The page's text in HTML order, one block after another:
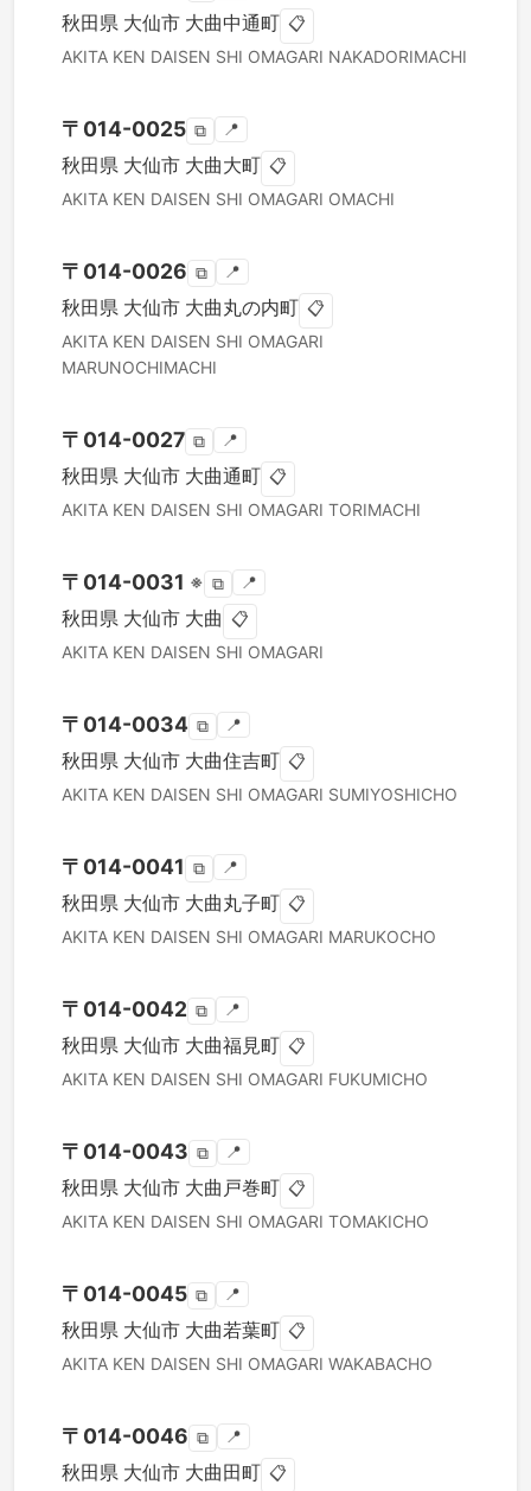
秋田県 大仙市 大曲中通町 📋
AKITA KEN DAISEN SHI OMAGARI NAKADORIMACHI
〒 014-0025 ⧉ 📍
秋田県 大仙市 大曲大町 📋
AKITA KEN DAISEN SHI OMAGARI OMACHI
〒 014-0026 ⧉ 📍
秋田県 大仙市 大曲丸の内町 📋
AKITA KEN DAISEN SHI OMAGARI
MARUNOCHIMACHI
〒 014-0027 ⧉ 📍
秋田県 大仙市 大曲通町 📋
AKITA KEN DAISEN SHI OMAGARI TORIMACHI
〒 014-0031 ※ ⧉ 📍
秋田県 大仙市 大曲 📋
AKITA KEN DAISEN SHI OMAGARI
〒 014-0034 ⧉ 📍
秋田県 大仙市 大曲住吉町 📋
AKITA KEN DAISEN SHI OMAGARI SUMIYOSHICHO
〒 014-0041 ⧉ 📍
秋田県 大仙市 大曲丸子町 📋
AKITA KEN DAISEN SHI OMAGARI MARUKOCHO
〒 014-0042 ⧉ 📍
秋田県 大仙市 大曲福見町 📋
AKITA KEN DAISEN SHI OMAGARI FUKUMICHO
〒 014-0043 ⧉ 📍
秋田県 大仙市 大曲戸巻町 📋
AKITA KEN DAISEN SHI OMAGARI TOMAKICHO
〒 014-0045 ⧉ 📍
秋田県 大仙市 大曲若葉町 📋
AKITA KEN DAISEN SHI OMAGARI WAKABACHO
〒 014-0046 ⧉ 📍
秋田県 大仙市 大曲田町 📋